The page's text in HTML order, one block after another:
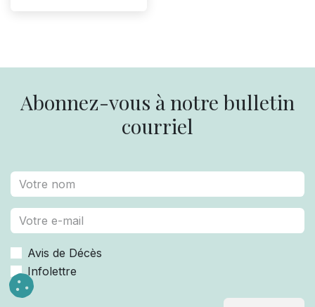
Abonnez-vous à notre bulletin
courriel
Avis de Décès
Infolettre